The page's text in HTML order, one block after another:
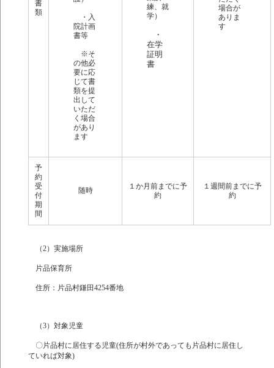
書
類
・入
院計画
書等
※そ
の他必
要に応
じて書
類を提
出して
いただ
く場合
があり
ます
練、就
学）
・
在学
証明
書
場合が
ありま
す
予
約
受
付
期
間
随時
１か月前までに予
約
１週間前までに予
約
（2）実施場所
片品保育所
住所：片品村鎌田4254番地
（3）対象児童
〇片品村に居住する児童(住所が村外であっても片品村に居住し
ていれば対象)